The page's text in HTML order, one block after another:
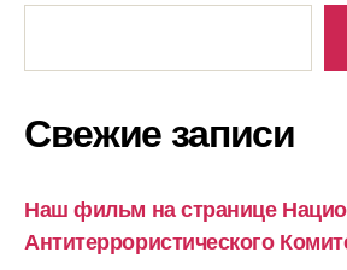
Свежие записи
Наш фильм на странице
Антитеррористического